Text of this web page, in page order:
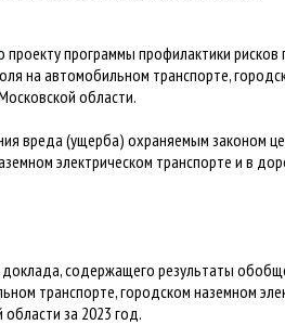
проекту программы профилактики
на автомобильном транспорте,
области.
вреда (ущерба) охраняемым законом
электрическом транспорте и в
содержащего результаты
транспорте, городском наземном
за 2023 год.